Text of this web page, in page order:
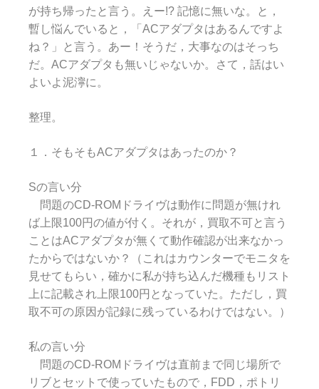
が持ち帰ったと言う。えー!? 記憶に無いな。と，
暫し悩んでいると，「ACアダプタはあるんですよ
ね？」と言う。あー！そうだ，大事なのはそっち
だ。ACアダプタも無いじゃないか。さて，話はい
よいよ泥濘に。
整理。
１．そもそもACアダプタはあったのか？
Sの言い分
問題のCD-ROMドライヴは動作に問題が無けれ
ば上限100円の値が付く。それが，買取不可と言う
ことはACアダプタが無くて動作確認が出来なかっ
たからではないか？（これはカウンターでモニタを
見せてもらい，確かに私が持ち込んだ機種もリスト
上に記載され上限100円となっていた。ただし，買
取不可の原因が記録に残っているわけではない。）
私の言い分
問題のCD-ROMドライヴは直前まで同じ場所で
リブとセットで使っていたもので，FDD，ポトリ